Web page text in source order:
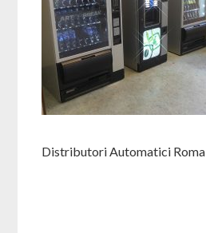
Distributori Automatici Roma